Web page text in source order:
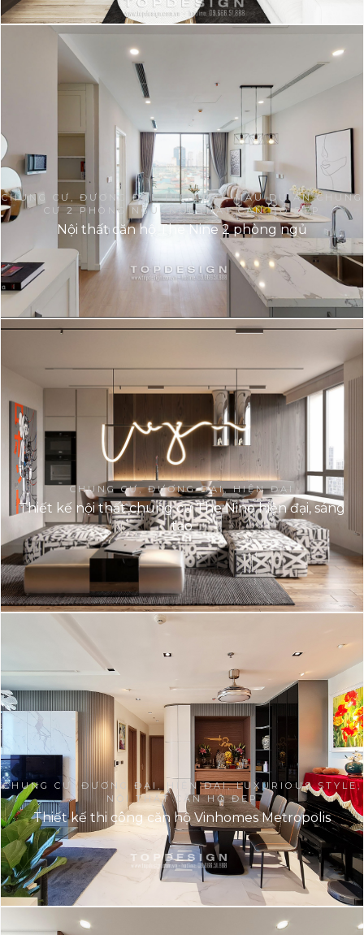
CHUNG CƯ, ĐƯƠNG ĐẠI, HIỆN ĐẠI, MẪU DỰ ÁN CHUNG
CƯ 2 PHÒNG NGỦ, NỘI THẤT CĂN HỘ ĐẸP
Nội thất căn hộ The Nine 2 phòng ngủ
CHUNG CƯ, ĐƯƠNG ĐẠI, HIỆN ĐẠI
Thiết kế nội thất chung cư The Nine hiện đại, sáng
tạo
CHUNG CƯ, ĐƯƠNG ĐẠI, HIỆN ĐẠI, LUXURIOUS STYLE,
NỘI THẤT CĂN HỘ ĐẸP
Thiết kế thi công căn hộ Vinhomes Metropolis